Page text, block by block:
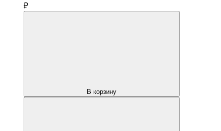
₽
В корзину